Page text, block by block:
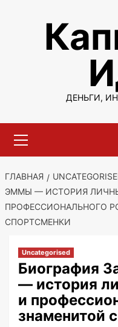
содержимому
ДЕНЬГИ,
меню
ГЛАВНАЯ
ЭММЫ — ИСТОРИЯ
ПРОФЕССИОНАЛЬНОГО
СПОРТСМЕНКИ
Uncategorised
Биография
— история
и
знаменитой